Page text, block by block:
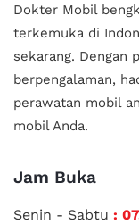
Dokter Mobil
terkemuka di
sekarang. Dengan
berpengalaman,
perawatan mobil
mobil Anda.
Jam Buka
Senin - Sabtu :